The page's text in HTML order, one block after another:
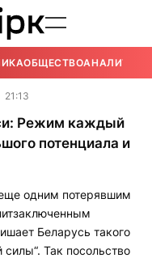
ОБЩЕСТВОАНАЛИТИКА
21:13
Режим каждый
потенциала и
одним потерявшим
Беларусь такого
Так посольство